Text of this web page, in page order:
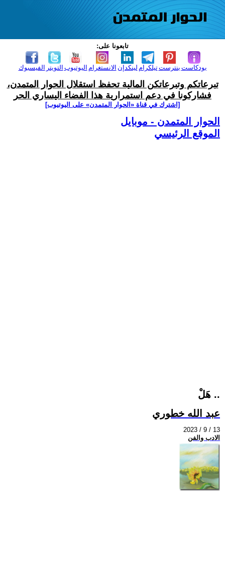
تابعونا على:
الفيسبوك التويتر اليوتيوب الانستغرام لينكدإن تيلكرامبنترست بودكاست
تبرعاتكم وتبرعاتكن المالية تحفظ استقلال الحوار المتمدن،
فشاركونا في دعم استمرارية هذا الفضاء اليساري الحر
[اشترك في قناة ‫«الحوار المتمدن» على اليوتيوب]
الحوار المتمدن - موبايل
الموقع الرئيسي
هَلْ ..
عبد الله خطوري
2023 / 9 / 13
الادب والفن